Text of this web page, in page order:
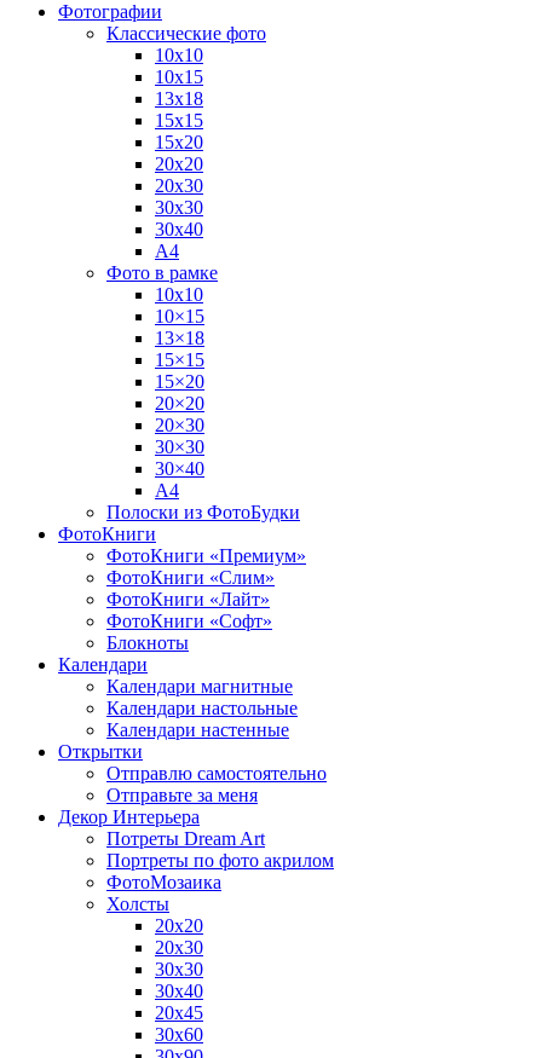
Фотографии
Классические фото
10х10
10х15
13х18
15х15
15х20
20х20
20х30
30х30
30х40
А4
Фото в рамке
10х10
10×15
13×18
15×15
15×20
20×20
20×30
30×30
30×40
A4
Полоски из ФотоБудки
ФотоКниги
ФотоКниги «Премиум»
ФотоКниги «Слим»
ФотоКниги «Лайт»
ФотоКниги «Софт»
Блокноты
Календари
Календари магнитные
Календари настольные
Календари настенные
Открытки
Отправлю самостоятельно
Отправьте за меня
Декор Интерьера
Потреты Dream Art
Портреты по фото акрилом
ФотоМозаика
Холсты
20х20
20х30
30х30
30х40
20х45
30х60